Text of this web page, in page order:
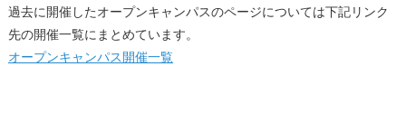
過去に開催したオープンキャンパスのページについては下記リンク
先の開催一覧にまとめています。
オープンキャンパス開催一覧